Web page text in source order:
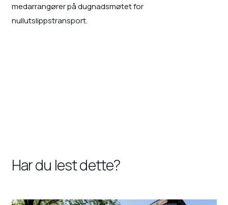
medarrangører på dugnadsmøtet for
nullutslippstransport.
Har du lest dette?